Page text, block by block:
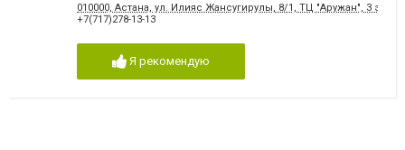
010000, Астана, ул. Илияс Жансугирулы, 8/1, ТЦ "Аружан", 3 этаж
+7(717)278-13-13
Я рекомендую